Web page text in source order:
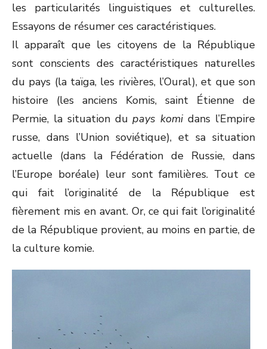
les particularités linguistiques et culturelles.
Essayons de résumer ces caractéristiques.
Il apparaît que les citoyens de la République
sont conscients des caractéristiques naturelles
du pays (la taïga, les rivières, l’Oural), et que son
histoire (les anciens Komis, saint Étienne de
Permie, la situation dupays komidans l’Empire
russe, dans l’Union soviétique), et sa situation
actuelle (dans la Fédération de Russie, dans
l’Europe boréale) leur sont familières. Tout ce
qui fait l’originalité de la République est
fièrement mis en avant. Or, ce qui fait l’originalité
de la République provient, au moins en partie, de
la culture komie.